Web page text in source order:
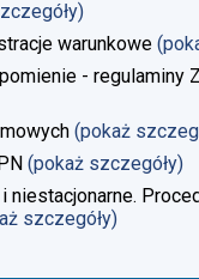
warunkowe
- regulaminy
(pokaż
(pokaż szczegóły)
niestacjonarne.
szczegóły)